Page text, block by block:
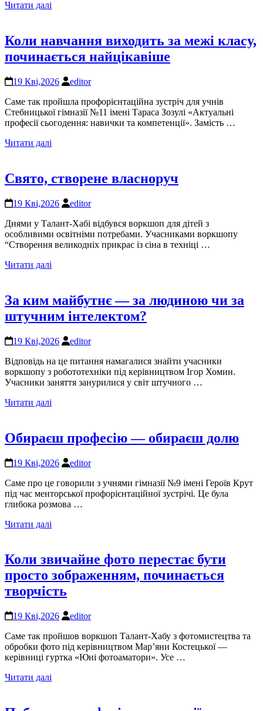
Читати далі
Коли навчання виходить за межі класу,
починається найцікавіше
19 Кві,2026
editor
Саме так пройшла профорієнтаційна зустріч для учнів
Стебницької гімназії №11 імені Тараса Зозулі «Актуальні
професії сьогодення: навички та компетенції». Замість …
Читати далі
Свято, створене власноруч
19 Кві,2026
editor
Днями у Талант-Хабі відбувся воркшоп для дітей з
особливими освітніми потребами. Учасниками воркшопу
“Створення великодніх прикрас із сіна в техніці …
Читати далі
За ким майбутнє — за людиною чи за
штучним інтелектом?
19 Кві,2026
editor
Відповідь на це питання намагалися знайти учасники
воркшопу з робототехніки під керівництвом Ігор Хомин.
Учасники заняття занурилися у світ штучного …
Читати далі
Обираєш професію — обираєш долю
19 Кві,2026
editor
Саме про це говорили з учнями гімназії №9 імені Героїв Крут
під час менторської профорієнтаційної зустрічі. Це була
глибока розмова …
Читати далі
Коли звичайне фото перестає бути
просто зображенням, починається
творчість
19 Кві,2026
editor
Саме так пройшов воркшоп Талант-Хабу з фотомистецтва та
обробки фото під керівництвом Мар’яни Костецької —
керівниці гуртка «Юні фотоаматори». Усе …
Читати далі